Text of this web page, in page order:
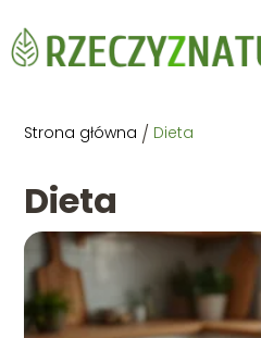
Strona główna / Dieta
Dieta